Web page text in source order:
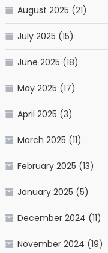
August 2025 (21)
July 2025 (15)
June 2025 (18)
May 2025 (17)
April 2025 (3)
March 2025 (11)
February 2025 (13)
January 2025 (5)
December 2024 (11)
November 2024 (19)